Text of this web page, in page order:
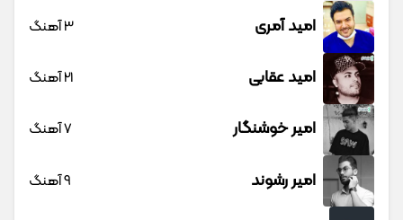
امید آمری 3 آهنگ
امید عقابی 21 آهنگ
امیر خوشنگار 7 آهنگ
امیر رشوند 9 آهنگ